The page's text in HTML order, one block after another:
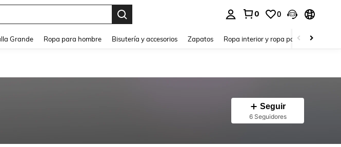
0 0
Grande Ropa para hombre Bisutería y accesorios Zapatos Ropa interior y ropa para dormir
Seguir
6 Seguidores